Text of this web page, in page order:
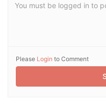
You must be logged in to
Please Login to Comment